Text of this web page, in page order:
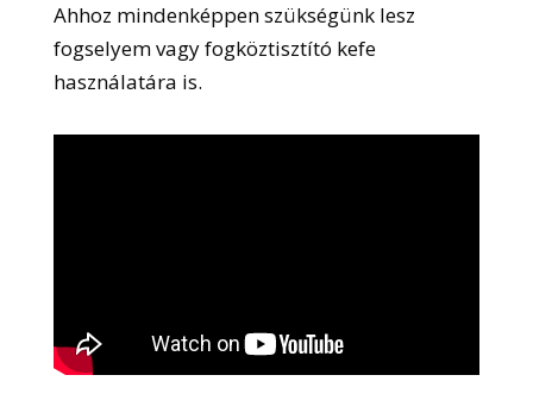
Ahhoz mindenképpen szükségünk lesz
fogselyem vagy fogköztisztító kefe
használatára is.